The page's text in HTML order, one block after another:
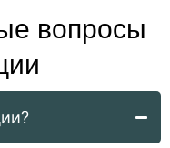
вопросы